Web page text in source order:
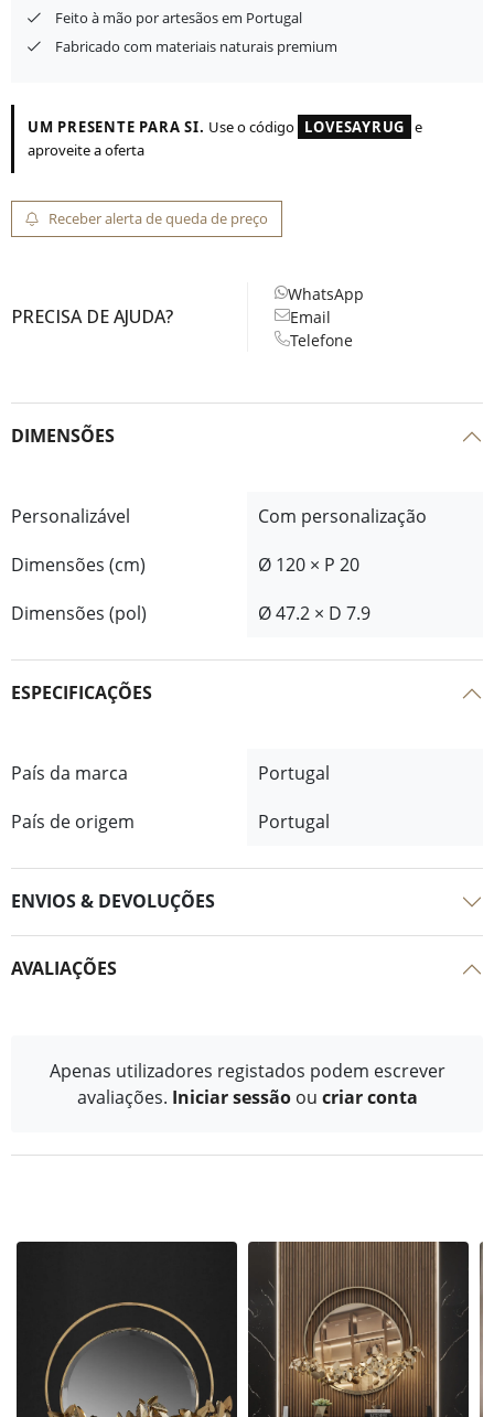
Feito à mão por artesãos em Portugal
Fabricado com materiais naturais premium
UM PRESENTE PARA SI. Use o código LOVESAYRUG e
aproveite a oferta
Receber alerta de queda de preço
PRECISA DE AJUDA?
WhatsApp
Email
Telefone
DIMENSÕES
Personalizável
Com personalização
Dimensões (cm)
Ø 120 × P 20
Dimensões (pol)
Ø 47.2 × D 7.9
ESPECIFICAÇÕES
País da marca
Portugal
País de origem
Portugal
ENVIOS & DEVOLUÇÕES
AVALIAÇÕES
Apenas utilizadores registados podem escrever
avaliações. Iniciar sessão ou criar conta